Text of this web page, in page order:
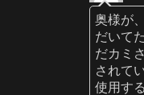
奥様が
だいて
だカミ
されて
使用す